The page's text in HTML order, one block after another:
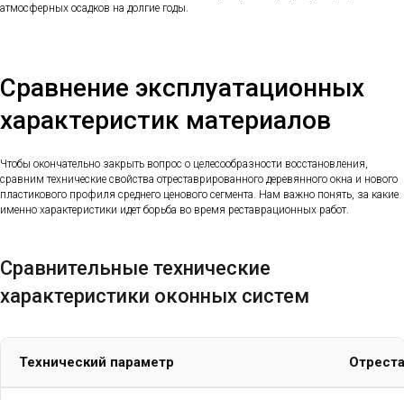
атмосферных осадков на долгие годы.
Сравнение эксплуатационных
характеристик материалов
Чтобы окончательно закрыть вопрос о целесообразности восстановления,
сравним технические свойства отреставрированного деревянного окна и нового
пластикового профиля среднего ценового сегмента. Нам важно понять, за какие
именно характеристики идет борьба во время реставрационных работ.
Сравнительные технические
характеристики оконных систем
Технический параметр